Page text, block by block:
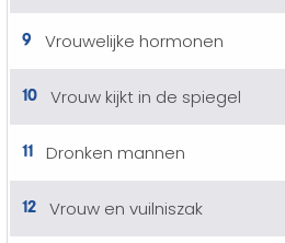
9 Vrouwelijke hormonen
10 Vrouw kijkt in de spiegel
11 Dronken mannen
12 Vrouw en vuilniszak